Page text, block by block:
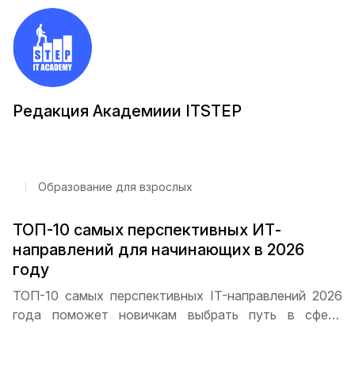
Редакция Академиии ITSTEP
Образование для взрослых
ТОП-10 самых перспективных ИТ-
направлений для начинающих в 2026
году
ТОП-10 самых перспективных IT-направлений 2026
года поможет новичкам выбрать путь в сфере